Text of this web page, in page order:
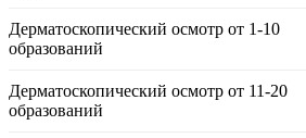
Дерматоскопический осмотр от 1-10
образований
Дерматоскопический осмотр от 11-20
образований